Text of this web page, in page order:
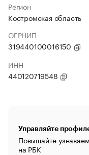
Регион
Костромская область
ОГРНИП
319440100016150
ИНН
440120719548
Управляйте
Повышайте
на РБК